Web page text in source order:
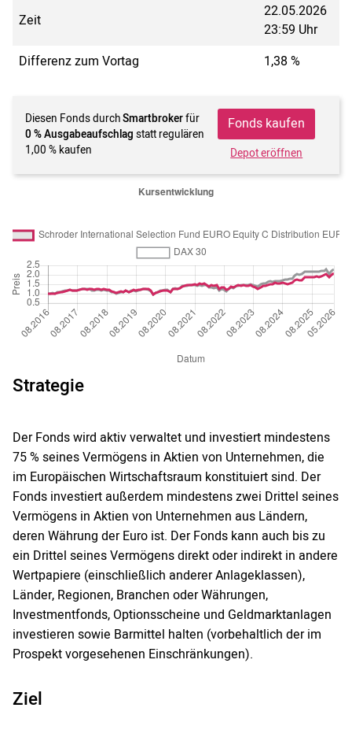
Zeit
22.05.2026
23:59 Uhr
Differenz zum Vortag
1,38 %
Diesen Fonds durchSmartbrokerfür
0 % Ausgabeaufschlag statt regulären
1,00 % kaufen
Fonds kaufen
Depot eröffnen
Strategie
Der Fonds wird aktiv verwaltet und investiert mindestens
75 % seines Vermögens in Aktien von Unternehmen, die
im Europäischen Wirtschaftsraum konstituiert sind. Der
Fonds investiert außerdem mindestens zwei Drittel seines
Vermögens in Aktien von Unternehmen aus Ländern,
deren Währung der Euro ist. Der Fonds kann auch bis zu
ein Drittel seines Vermögens direkt oder indirekt in andere
Wertpapiere (einschließlich anderer Anlageklassen),
Länder, Regionen, Branchen oder Währungen,
Investmentfonds, Optionsscheine und Geldmarktanlagen
investieren sowie Barmittel halten (vorbehaltlich der im
Prospekt vorgesehenen Einschränkungen).
Ziel